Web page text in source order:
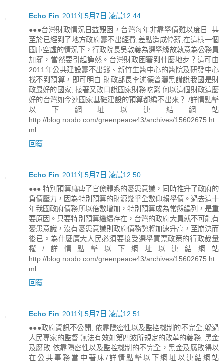
Echo Fin 2011年5月7日 凌晨12:44
●●●台灣財政情況日益艱困，台灣每年非靠舉債難以度日. 甚
至於已經到了地方政府籌不出經費,差點造成停薪,在這樣一個
國庫空虛的情況下，行政院長吳敦義為選舉緣故執意為公務員
加薪，當然要引起譁然。台灣財政困窘到什麼地步？這可由
2011年公共建設籌不出錢、新竹生醫中心的醫院及研發中心
找不到預算，即可明白.財政部長李述德曾灑黑謊說我國是財
政最好的國家, 接著又改口說國家財務吃緊.何以這個財政這麼
好的台灣如今連國家基礎建設的預算都編不出來？ /詳情點擊
以下網址以連結網站
http://blog.roodo.com/greenpeace43/archives/15602675.ht
ml
回覆
Echo Fin 2011年5月7日 凌晨12:50
●●● 特別預算麻痺了官僚體系的憂患意識，同時推升了政府的
負債壓力，因為特別預算的財源幾乎全數仰賴舉債。過去這十
年我國政府債務所以倍數增加，特別預算成為常態編列，是重
要原因。只要特別預算繼續存在，台灣的政府大員就不可能有
憂患意識，沒有憂患意識則政府債務勢將加速升高，至崩決而
後已。為什麼廣大人民必須要接受選舉買票政策的行政裁量
權/詳情點擊以下網址以連結網站
http://blog.roodo.com/greenpeace43/archives/15602675.ht
ml
回覆
Echo Fin 2011年5月7日 凌晨12:51
●●●政府資訊不公開, 依靠隱密性以及監控機制的不完全,躲過
人民專家的監督.無法有效如第四波所規定的改革的義務, 黑金
及腐敗.依靠隱密性以及監控機制的不完全，黑金及腐敗得以
在公共事務當中著床/詳情點擊以下網址以連結網站